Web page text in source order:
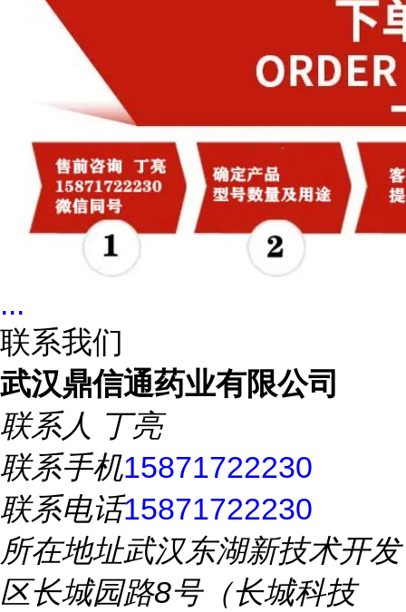
...
联系我们
武汉鼎信通药业有限公司
联系人 丁亮
联系手机15871722230
联系电话15871722230
所在地址武汉东湖新技术开发
区长城园路8号（长城科技